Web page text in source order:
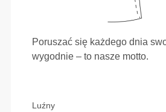
Poruszać się każdego dnia
wygodnie – to nasze motto.
Luźny